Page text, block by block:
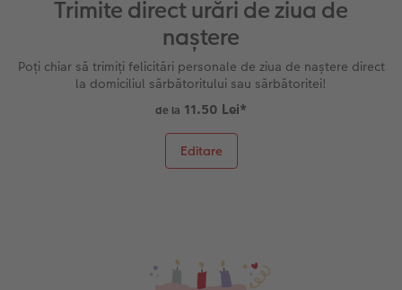
Trimite direct urări de ziua de
naștere
Poți chiar să trimiți felicitări personale de ziua de naștere direct
la domiciliul sărbătoritului sau sărbătoritei!
de la 11.50 Lei*
Editare